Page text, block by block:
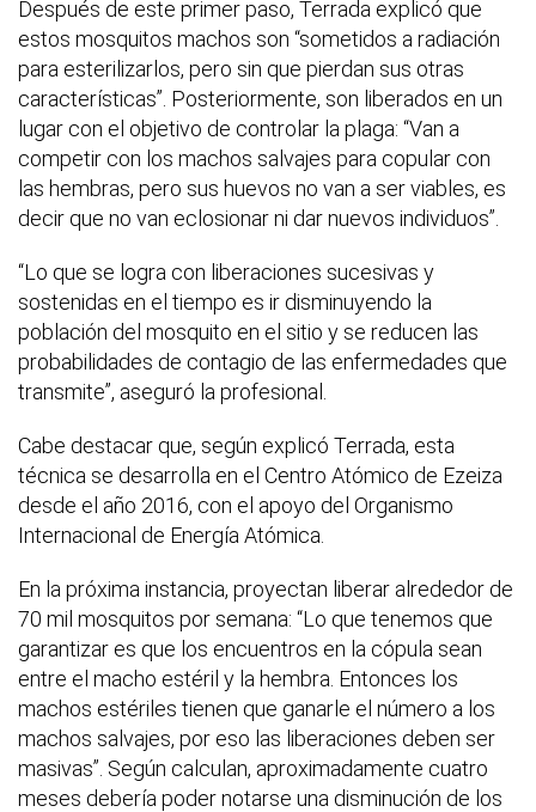
Después de este primer paso, Terrada explicó que
estos mosquitos machos son “sometidos a radiación
para esterilizarlos, pero sin que pierdan sus otras
características”. Posteriormente, son liberados en un
lugar con el objetivo de controlar la plaga: “Van a
competir con los machos salvajes para copular con
las hembras, pero sus huevos no van a ser viables, es
decir que no van eclosionar ni dar nuevos individuos”.
“Lo que se logra con liberaciones sucesivas y
sostenidas en el tiempo es ir disminuyendo la
población del mosquito en el sitio y se reducen las
probabilidades de contagio de las enfermedades que
transmite”, aseguró la profesional.
Cabe destacar que, según explicó Terrada, esta
técnica se desarrolla en el Centro Atómico de Ezeiza
desde el año 2016, con el apoyo del Organismo
Internacional de Energía Atómica.
En la próxima instancia, proyectan liberar alrededor de
70 mil mosquitos por semana: “Lo que tenemos que
garantizar es que los encuentros en la cópula sean
entre el macho estéril y la hembra. Entonces los
machos estériles tienen que ganarle el número a los
machos salvajes, por eso las liberaciones deben ser
masivas”. Según calculan, aproximadamente cuatro
meses debería poder notarse una disminución de los